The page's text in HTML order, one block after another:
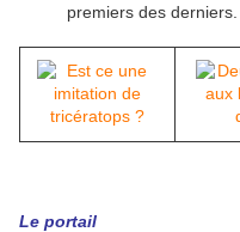
premiers des derniers.
Le portail